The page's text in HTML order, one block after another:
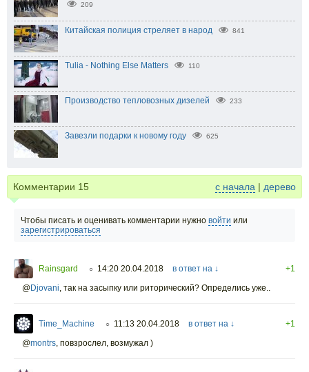
209
Китайская полиция стреляет в народ 841
Tulia - Nothing Else Matters 110
Производство тепловозных дизелей 233
Завезли подарки к новому году 625
Комментарии 15 с начала | дерево
Чтобы писать и оценивать комментарии нужно войти или
зарегистрироваться
Rainsgard ○ 14:20 20.04.2018 в ответ на ↓
+1
@Djovani, так на засыпку или риторический? Определись уже..
Time_Machine ○ 11:13 20.04.2018 в ответ на ↓
+1
@montrs, повзрослел, возмужал )